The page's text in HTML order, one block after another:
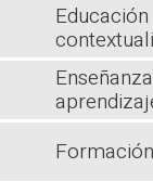
Educación